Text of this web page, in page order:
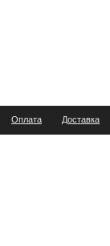
Оплата Доставка